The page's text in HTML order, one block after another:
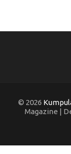
© 2026
Magazine |